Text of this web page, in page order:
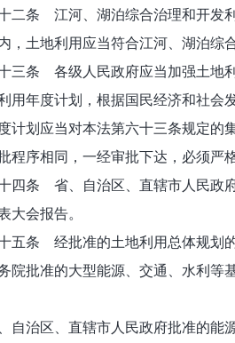
条 江河、湖泊综合治理和开发利
，土地利用应当符合江河、湖泊综
条 各级人民政府应当加强土地利
年度计划，根据国民经济和社会发
计划应当对本法第六十三条规定的
程序相同，一经审批下达，必须严
条 省、自治区、直辖市人民政府
大会报告。
条 经批准的土地利用总体规划的
批准的大型能源、交通、水利等基
治区、直辖市人民政府批准的能源